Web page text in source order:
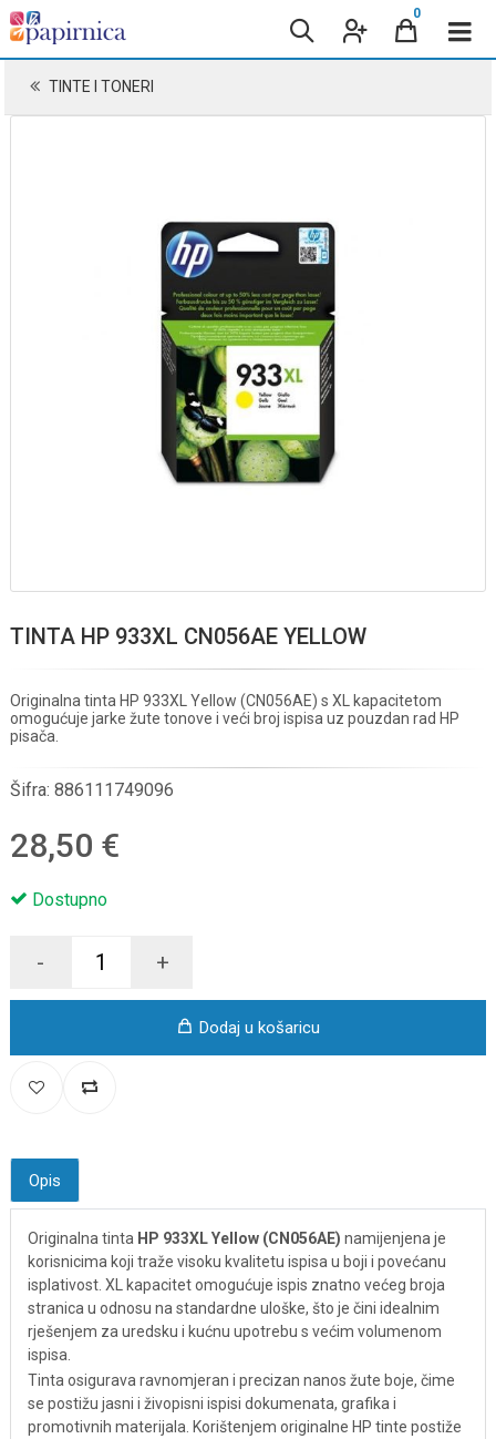
0
TINTE I TONERI
TINTA HP 933XL CN056AE YELLOW
Originalna tinta HP 933XL Yellow (CN056AE) s XL kapacitetom
omogućuje jarke žute tonove i veći broj ispisa uz pouzdan rad HP
pisača.
Šifra: 886111749096
28,50 €
Dostupno
- +
Dodaj u košaricu
Opis
Originalna tinta HP 933XL Yellow (CN056AE) namijenjena je
korisnicima koji traže visoku kvalitetu ispisa u boji i povećanu
isplativost. XL kapacitet omogućuje ispis znatno većeg broja
stranica u odnosu na standardne uloške, što je čini idealnim
rješenjem za uredsku i kućnu upotrebu s većim volumenom
ispisa.
Tinta osigurava ravnomjeran i precizan nanos žute boje, čime
se postižu jasni i živopisni ispisi dokumenata, grafika i
promotivnih materijala. Korištenjem originalne HP tinte postiže